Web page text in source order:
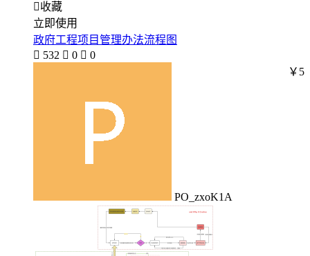
收藏
立即使用
政府工程项目管理办法流程图
 532  0  0
PO_zxoK1A
￥5